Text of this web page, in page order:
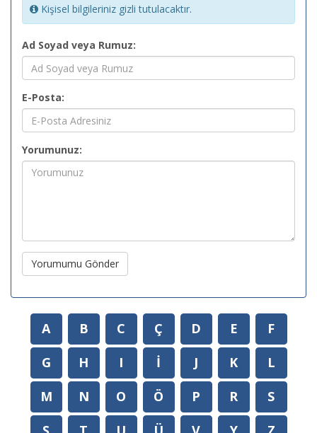
Kişisel bilgileriniz gizli tutulacaktır.
Ad Soyad veya Rumuz:
E-Posta:
Yorumunuz:
Yorumumu Gönder
A B C Ç D E
F
G
H I İ J K
L
M
N O Ö P R
S